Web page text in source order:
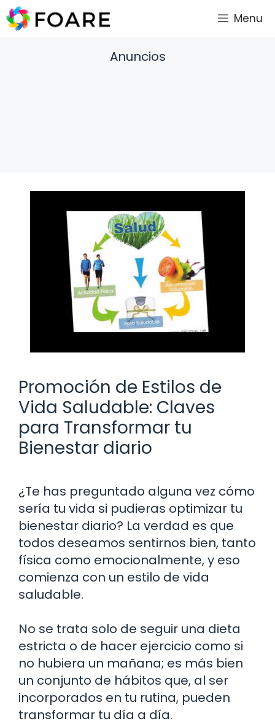
Saltar
al
Menu
Anuncios
Promoción de Estilos de
Vida Saludable: Claves
para Transformar tu
Bienestar diario
¿Te has preguntado alguna vez cómo
sería tu vida si pudieras optimizar tu
bienestar diario? La verdad es que
todos deseamos sentirnos bien, tanto
física como emocionalmente, y eso
comienza con un estilo de vida
saludable.
No se trata solo de seguir una dieta
estricta o de hacer ejercicio como si
no hubiera un mañana; es más bien
un conjunto de hábitos que, al ser
incorporados en tu rutina, pueden
transformar tu día a día.